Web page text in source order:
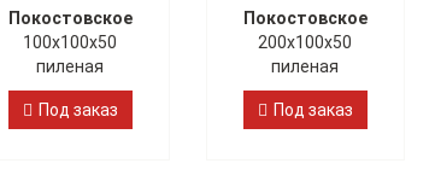
Покостовское
100х100х50
пиленая
Под заказ
Покостовское
200х100х50
пиленая
Под заказ